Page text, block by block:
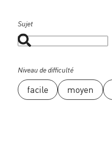
Sujet
Niveau de difficulté
facile moyen